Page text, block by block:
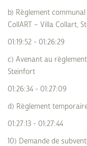
b) Règlement
CollART – Villa Collart,
01:19:52 - 01:26:29
c) Avenant au
Steinfort
01:26:34 - 01:27:09
d) Règlement
01:27:13 - 01:27:44
10) Demande de